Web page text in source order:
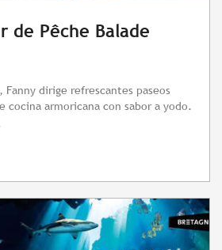
de Pêche Balade
Fanny dirige refrescantes paseos
cocina armoricana con sabor a yodo.